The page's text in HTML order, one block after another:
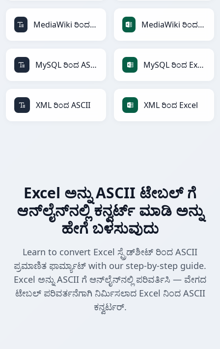
MediaWiki ರಿಂದ ASCII MediaWiki ರಿಂದ Excel
MySQL ರಿಂದ ASCII MySQL ರಿಂದ Excel
XML ರಿಂದ ASCII XML ರಿಂದ Excel
Excel ಅನ್ನು ASCII ಟೇಬಲ್ ಗೆ
ಆನ್‌ಲೈನ್‌ನಲ್ಲಿ ಕನ್ವರ್ಟ್ ಮಾಡಿ ಅನ್ನು
ಹೇಗೆ ಬಳಸುವುದು
Learn to convert Excel ಸ್ಪ್ರೆಡ್‌ಶೀಟ್ ರಿಂದ ASCII
ಪ್ರಮಾಣಿತ ಫಾರ್ಮ್ಯಾಟ್ with our step-by-step guide.
Excel ಅನ್ನು ASCII ಗೆ ಆನ್‌ಲೈನ್‌ನಲ್ಲಿ ಪರಿವರ್ತಿಸಿ — ವೇಗದ
ಟೇಬಲ್ ಪರಿವರ್ತನೆಗಾಗಿ ನಿರ್ಮಿಸಲಾದ Excel ನಿಂದ ASCII
ಕನ್ವರ್ಟರ್.